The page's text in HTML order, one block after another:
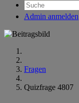
Admin anmelden
Fragen
Quizfrage 4807